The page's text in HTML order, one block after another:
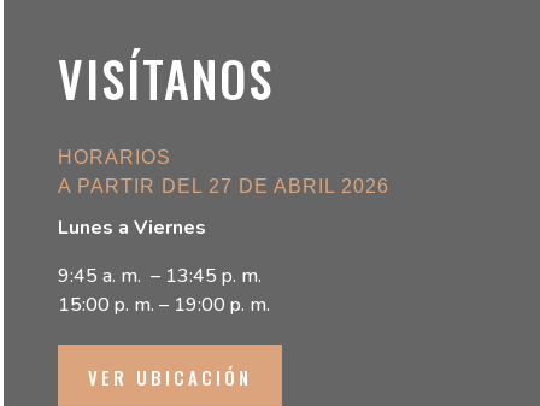
VISÍTANOS
HORARIOS
A PARTIR DEL 27 DE ABRIL 2026
Lunes a Viernes
9:45 a. m. – 13:45 p. m.
15:00 p. m. – 19:00 p. m.
VER UBICACIÓN